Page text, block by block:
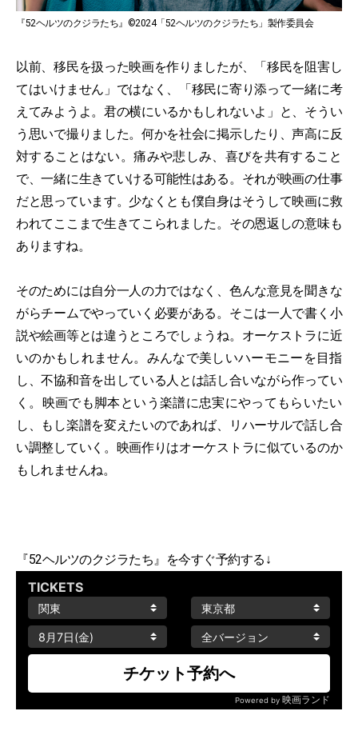
『52ヘルツのクジラたち』©2024「52ヘルツのクジラたち」製作委員会
以前、移民を扱った映画を作りましたが、「移民を阻害し
てはいけません」ではなく、「移民に寄り添って一緒に考
えてみようよ。君の横にいるかもしれないよ」と、そうい
う思いで撮りました。何かを社会に掲示したり、声高に反
対することはない。痛みや悲しみ、喜びを共有すること
で、一緒に生きていける可能性はある。それが映画の仕事
だと思っています。少なくとも僕自身はそうして映画に救
われてここまで生きてこられました。その恩返しの意味も
ありますね。
そのためには自分一人の力ではなく、色んな意見を聞きな
がらチームでやっていく必要がある。そこは一人で書く小
説や絵画等とは違うところでしょうね。オーケストラに近
いのかもしれません。みんなで美しいハーモニーを目指
し、不協和音を出している人とは話し合いながら作ってい
く。映画でも脚本という楽譜に忠実にやってもらいたい
し、もし楽譜を変えたいのであれば、リハーサルで話し合
い調整していく。映画作りはオーケストラに似ているのか
もしれませんね。
『52ヘルツのクジラたち』を今すぐ予約する↓